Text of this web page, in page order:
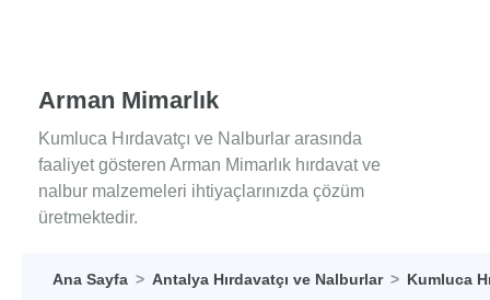
Arman Mimarlık
Kumluca Hırdavatçı ve Nalburlar arasında
faaliyet gösteren Arman Mimarlık hırdavat ve
nalbur malzemeleri ihtiyaçlarınızda çözüm
üretmektedir.
Ana Sayfa Antalya Hırdavatçı ve Nalburlar Kumluca